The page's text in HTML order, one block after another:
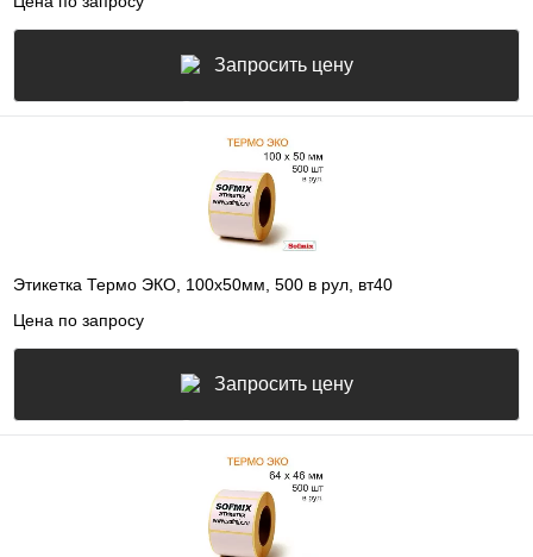
Запросить цену
Этикетка Термо ЭКО, 100х50мм, 500 в рул, вт40
Цена по запросу
Запросить цену